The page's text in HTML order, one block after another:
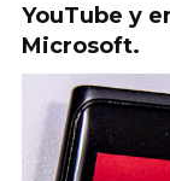
YouTube y
Microsoft.